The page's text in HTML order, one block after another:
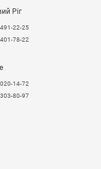
до
не чутливий до
людини.
Ріг
22-25
78-22
14-72
80-97